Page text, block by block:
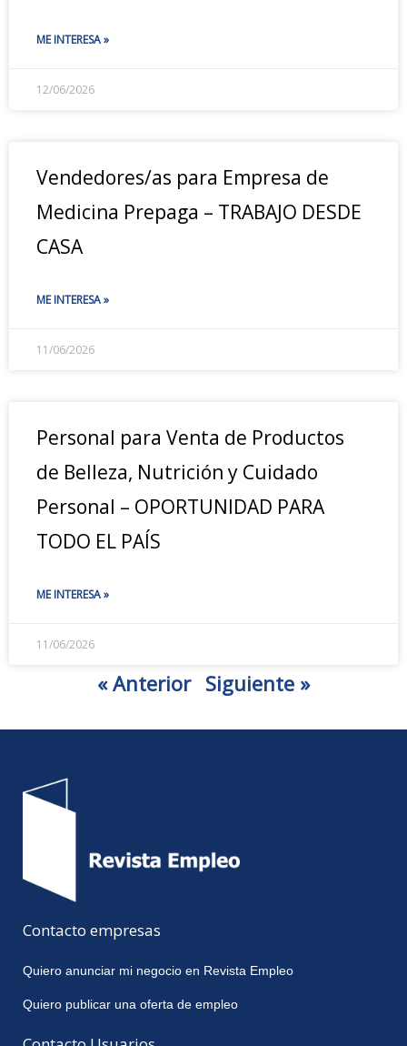
ME INTERESA »
12/06/2026
Vendedores/as para Empresa de
Medicina Prepaga – TRABAJO DESDE
CASA
ME INTERESA »
11/06/2026
Personal para Venta de Productos
de Belleza, Nutrición y Cuidado
Personal – OPORTUNIDAD PARA
TODO EL PAÍS
ME INTERESA »
11/06/2026
« Anterior Siguiente »
Contacto empresas
Quiero anunciar mi negocio en Revista Empleo
Quiero publicar una oferta de empleo